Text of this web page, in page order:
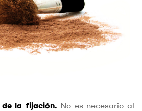
la fijación. No es necesario al